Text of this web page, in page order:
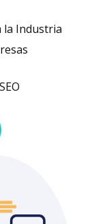
la Industria